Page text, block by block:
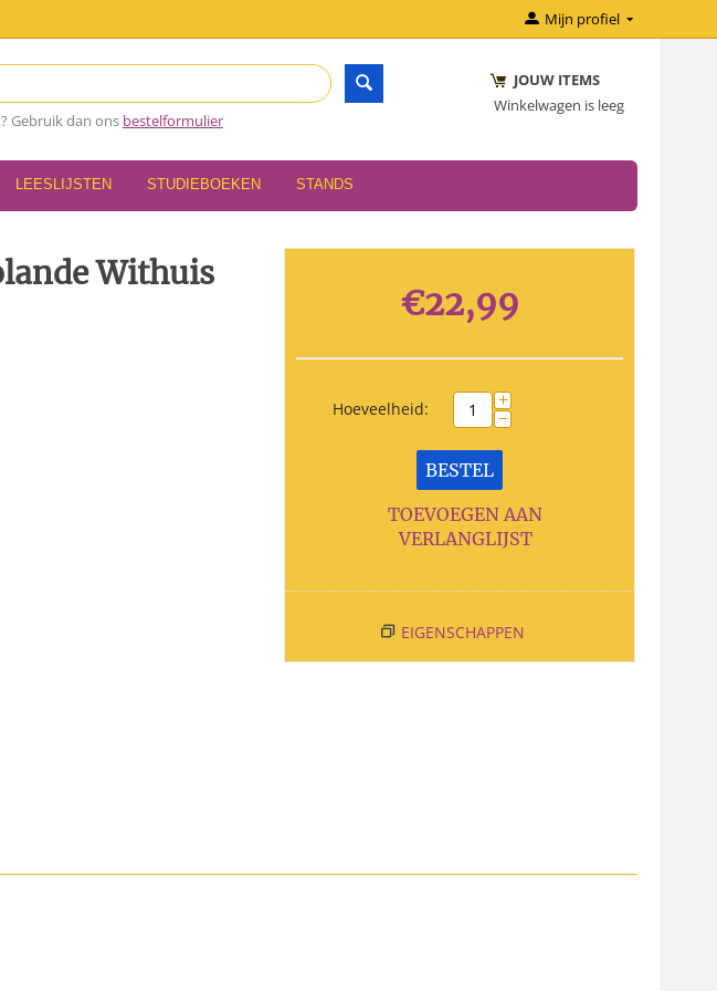
Mijn profiel
Gebruik dan ons bestelformulier
JOUW ITEMS
Winkelwagen is leeg
LEESLIJSTEN STUDIEBOEKEN STANDS
Withuis
€22,99
Hoeveelheid: +
−
BESTEL
TOEVOEGEN AAN
VERLANGLIJST
EIGENSCHAPPEN